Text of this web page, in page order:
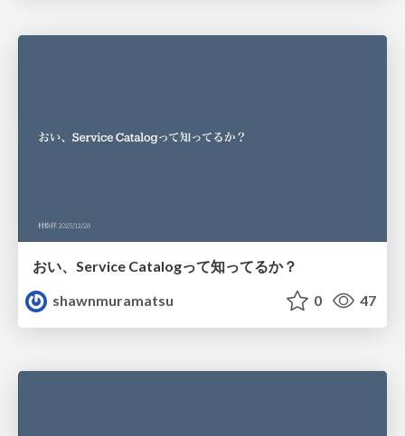
おい、Service Catalogって知ってるか？
shawnmuramatsu
0 47